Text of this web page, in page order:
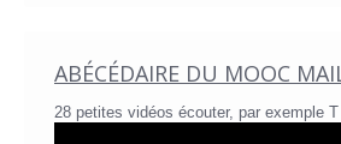
ABÉCÉDAIRE DU MOOC
28 petites vidéos écouter, par exemple